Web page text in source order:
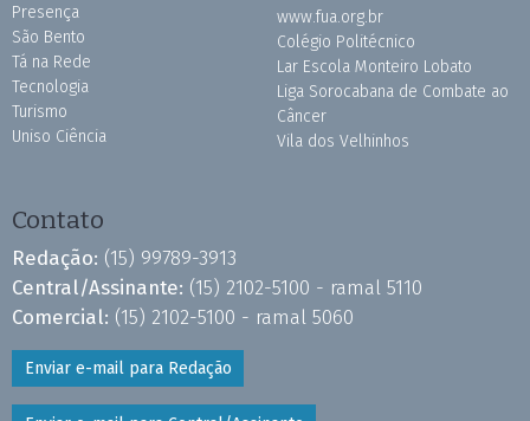
Presença
São Bento
Tá na Rede
Tecnologia
Turismo
Uniso Ciência
www.fua.org.br
Colégio Politécnico
Lar Escola Monteiro Lobato
Liga Sorocabana de Combate ao
Câncer
Vila dos Velhinhos
Contato
Redação: (15) 99789-3913
Central/Assinante: (15) 2102-5100 - ramal 5110
Comercial: (15) 2102-5100 - ramal 5060
Enviar e-mail para Redação